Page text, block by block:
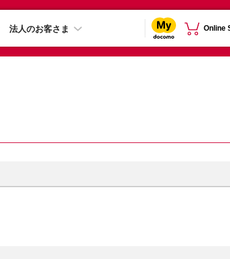
法人のお客さま Online